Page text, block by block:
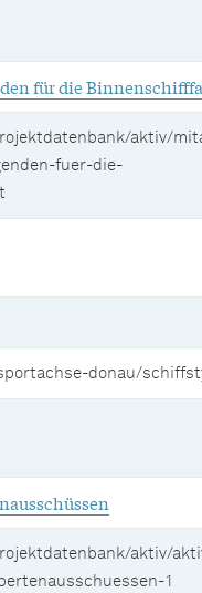
für die
aktiv/
fuer-die-
donau/
aktiv/
1